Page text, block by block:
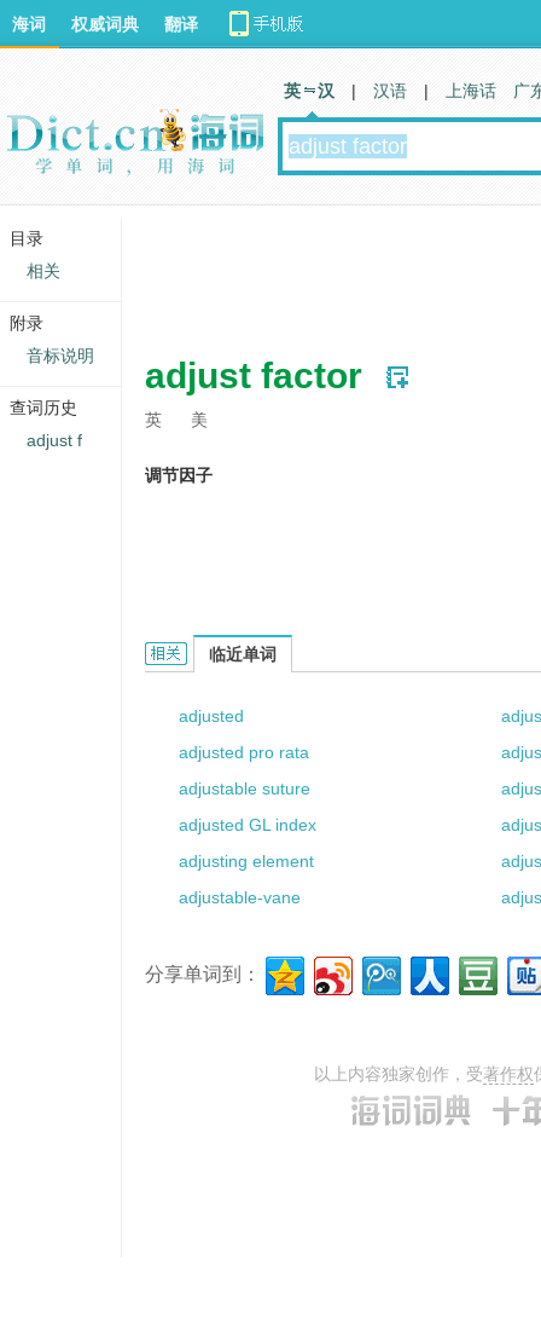
adjust factor
英 美
调节因子
adjust factor的相关资料：
临近单词
adjusted
adjusted pro rata
adjustable suture
adjusted GL index
adjusting element
adjustable-vane
分享单词到：
以上内容独家创作，受著作权
海词 权威词典 翻译
英 汉 | 汉语 | 上海话 广
目录
相关
附录
音标说明
查词历史
adjust f